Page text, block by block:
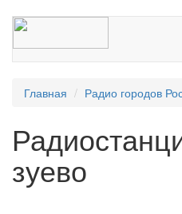
Главная Радио городов
зуево